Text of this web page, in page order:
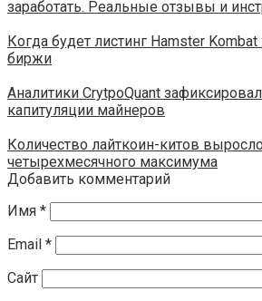
заработать. Реальные отзывы и
Когда будет листинг Hamster Kombat
биржи
Аналитики CrytpoQuant
капитуляции майнеров
Количество лайткоин-китов
четырехмесячного максимума
Добавить комментарий
Имя *
Email *
Сайт